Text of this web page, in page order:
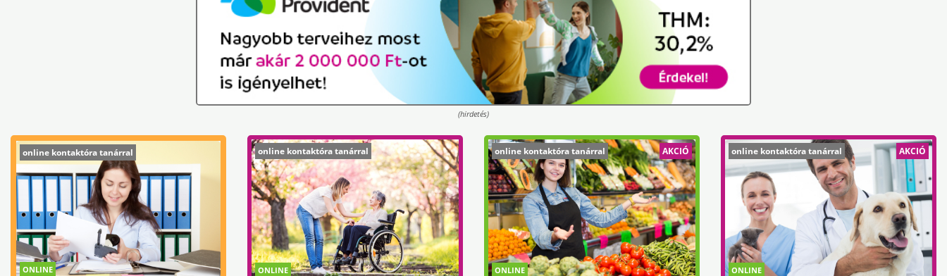
(hirdetés)
ONLINE
online kontaktóra tanárral
ONLINE
online kontaktóra tanárral
ONLINE
online kontaktóra tanárral AKCIÓ
ONLINE
online kontaktóra tanárral AKCIÓ